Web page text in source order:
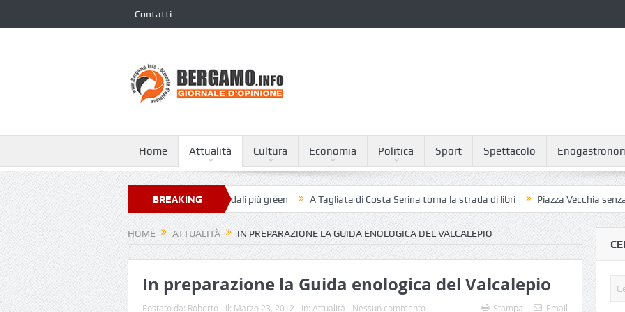
Contatti
Home Attualità Cultura Economia Politica Sport Spettacolo
BREAKING
NEWS
Giovanni XXIII nella classifica dei 250 ospedali più green A Tagliata di Costa Serina torna la strada di libri Piazza Vecchia senza
HOME ATTUALITÀ IN PREPARAZIONE LA GUIDA ENOLOGICA DEL VALCALEPIO
In preparazione la Guida enologica del Valcalepio
Postato da: Roberto il: Marzo 23, 2012 In: Attualità Nessun commento Stampa Email